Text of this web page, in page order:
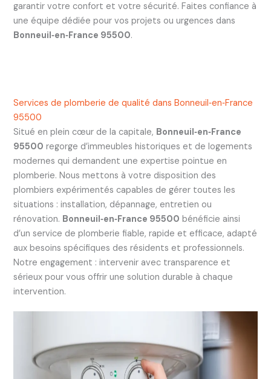
garantir votre confort et votre sécurité. Faites confiance à
une équipe dédiée pour vos projets ou urgences dans
Bonneuil‑en‑France 95500.
Services de plomberie de qualité dans Bonneuil‑en‑France
95500
Situé en plein cœur de la capitale, Bonneuil‑en‑France
95500 regorge d’immeubles historiques et de logements
modernes qui demandent une expertise pointue en
plomberie. Nous mettons à votre disposition des
plombiers expérimentés capables de gérer toutes les
situations : installation, dépannage, entretien ou
rénovation. Bonneuil‑en‑France 95500 bénéficie ainsi
d’un service de plomberie fiable, rapide et efficace, adapté
aux besoins spécifiques des résidents et professionnels.
Notre engagement : intervenir avec transparence et
sérieux pour vous offrir une solution durable à chaque
intervention.